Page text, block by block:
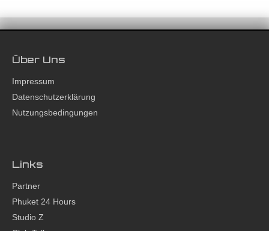
Über Uns
Impressum
Datenschutzerklärung
Nutzungsbedingungen
Links
Partner
Phuket 24 Hours
Studio Z